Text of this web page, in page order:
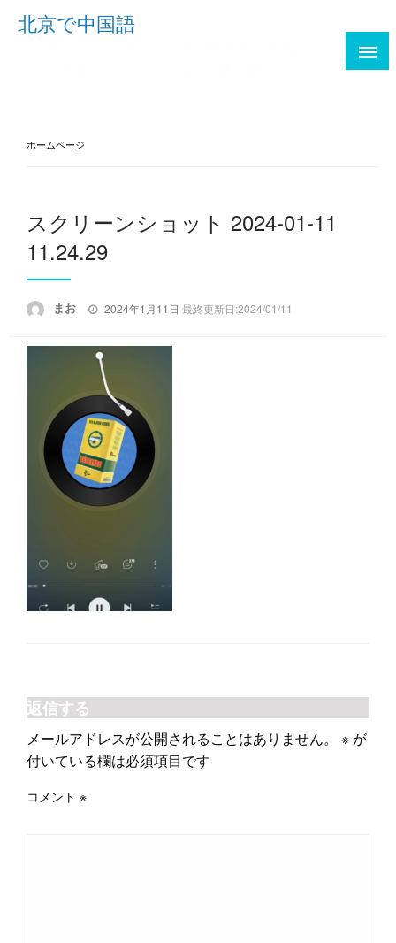
Skip北京で中国語
ホームページ
スクリーンショット 2024-01-11
11.24.29
まお
投
2024年1月11日 最終更新日:2024/01/11
返信する
メールアドレスが公開されることはありません。 ※ が
付いている欄は必須項目です
コメント ※